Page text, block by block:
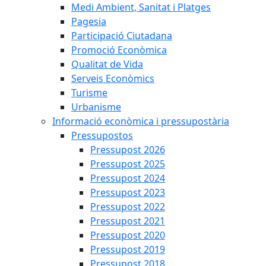
Medi Ambient, Sanitat i Platges
Pagesia
Participació Ciutadana
Promoció Econòmica
Qualitat de Vida
Serveis Econòmics
Turisme
Urbanisme
Informació econòmica i pressupostària
Pressupostos
Pressupost 2026
Pressupost 2025
Pressupost 2024
Pressupost 2023
Pressupost 2022
Pressupost 2021
Pressupost 2020
Pressupost 2019